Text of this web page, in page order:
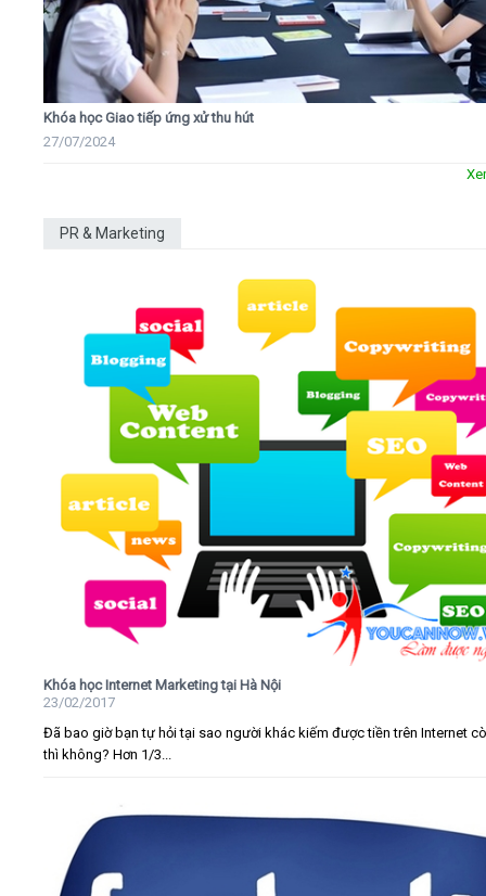
Khóa học Giao tiếp ứng xử thu hút
27/07/2024
PR & Marketing
Khóa học Internet Marketing tại Hà Nội
23/02/2017
Đã bao giờ bạn tự hỏi tại sao người khác kiếm được tiền trên Internet
thì không? Hơn 1/3...